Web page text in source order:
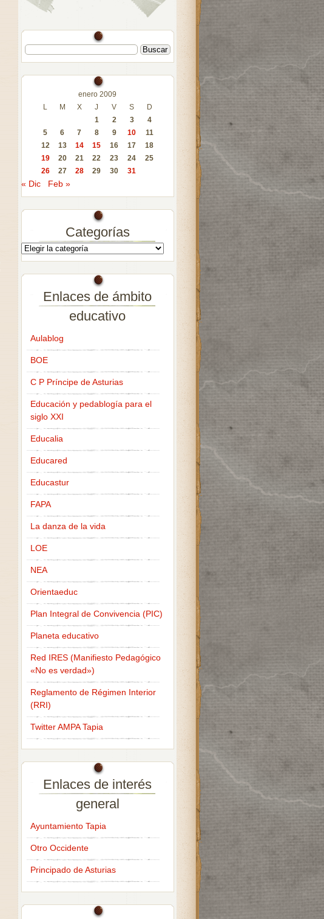
enero 2009
L
M X J V S
D
1
2 3
4
5
6 7 8 9 10
11
12
13 14 15 16 17
18
19
20 21 22 23 24
25
26
27 28 29 30 31
« Dic Feb »
Categorías
Enlaces de ámbito
educativo
Aulablog
BOE
C P Príncipe de Asturias
Educación y pedablogía para el
siglo XXI
Educalia
Educared
Educastur
FAPA
La danza de la vida
LOE
NEA
Orientaeduc
Plan Integral de Convivencia (PIC)
Planeta educativo
Red IRES (Manifiesto Pedagógico
«No es verdad»)
Reglamento de Régimen Interior
(RRI)
Twitter AMPA Tapia
Enlaces de interés
general
Ayuntamiento Tapia
Otro Occidente
Principado de Asturias